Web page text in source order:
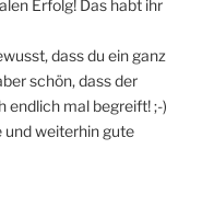
Erfolg! Das habt ihr
dass du ein ganz
schön, dass der
endlich mal begreift! ;-)
und weiterhin gute